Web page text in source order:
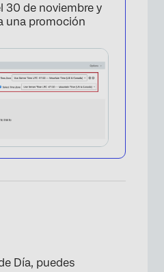
30 de noviembre y
una promoción
Día, puedes